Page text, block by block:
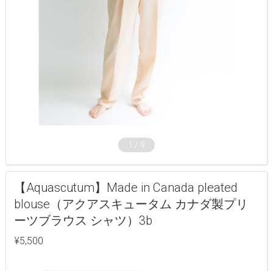
1 / 9
【Aquascutum】Made in Canada pleated
blouse（アクアスキュータム カナダ製プリ
ーツブラウス シャツ）3b
¥5,500